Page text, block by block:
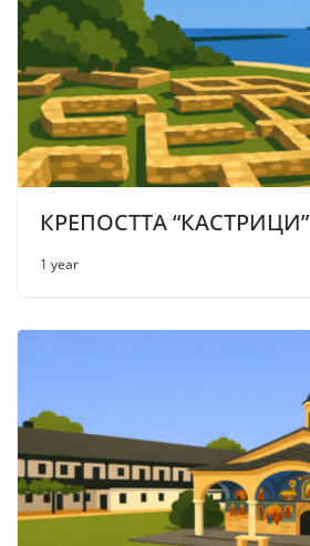
КРЕПОСТТА “КАСТРИЦИ”
1 year